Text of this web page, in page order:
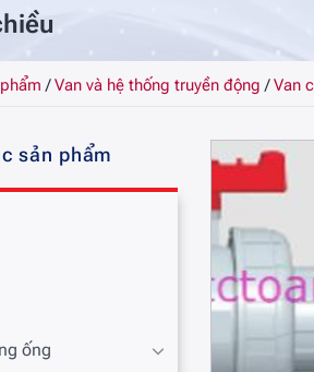
/Van và hệ thống truyền động /Van
sản phẩm
ống